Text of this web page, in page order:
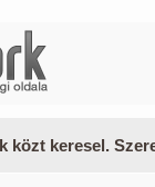
közt keresel.